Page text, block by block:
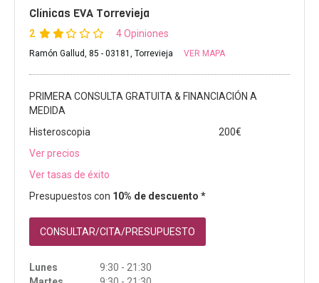
Clínicas EVA Torrevieja
2 4 Opiniones
Ramón Gallud, 85 - 03181, Torrevieja VER MAPA
PRIMERA CONSULTA GRATUITA & FINANCIACIÓN A
MEDIDA
Histeroscopia
200€
Ver precios
Ver tasas de éxito
Presupuestos con 10% de descuento *
CONSULTAR/CITA/PRESUPUESTO
Lunes
9:30 - 21:30